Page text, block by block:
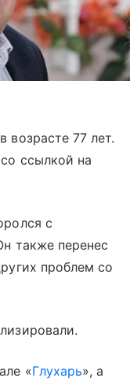
77 лет.
ссылкой на
с
также перенес
проблем со
«Глухарь», а